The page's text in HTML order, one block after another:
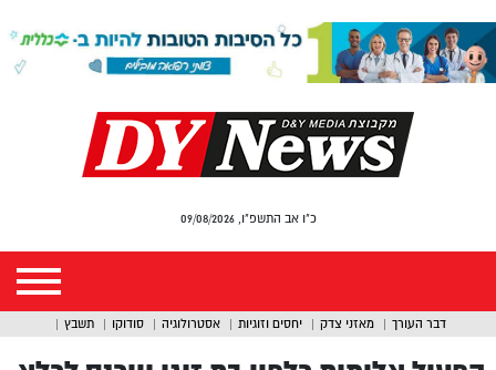
כ"ו אב התשפ"ו, 09/08/2026
דבר העורך מאזני צדק יחסים וזוגיות אסטרולוגיה סודוקו תשבץ